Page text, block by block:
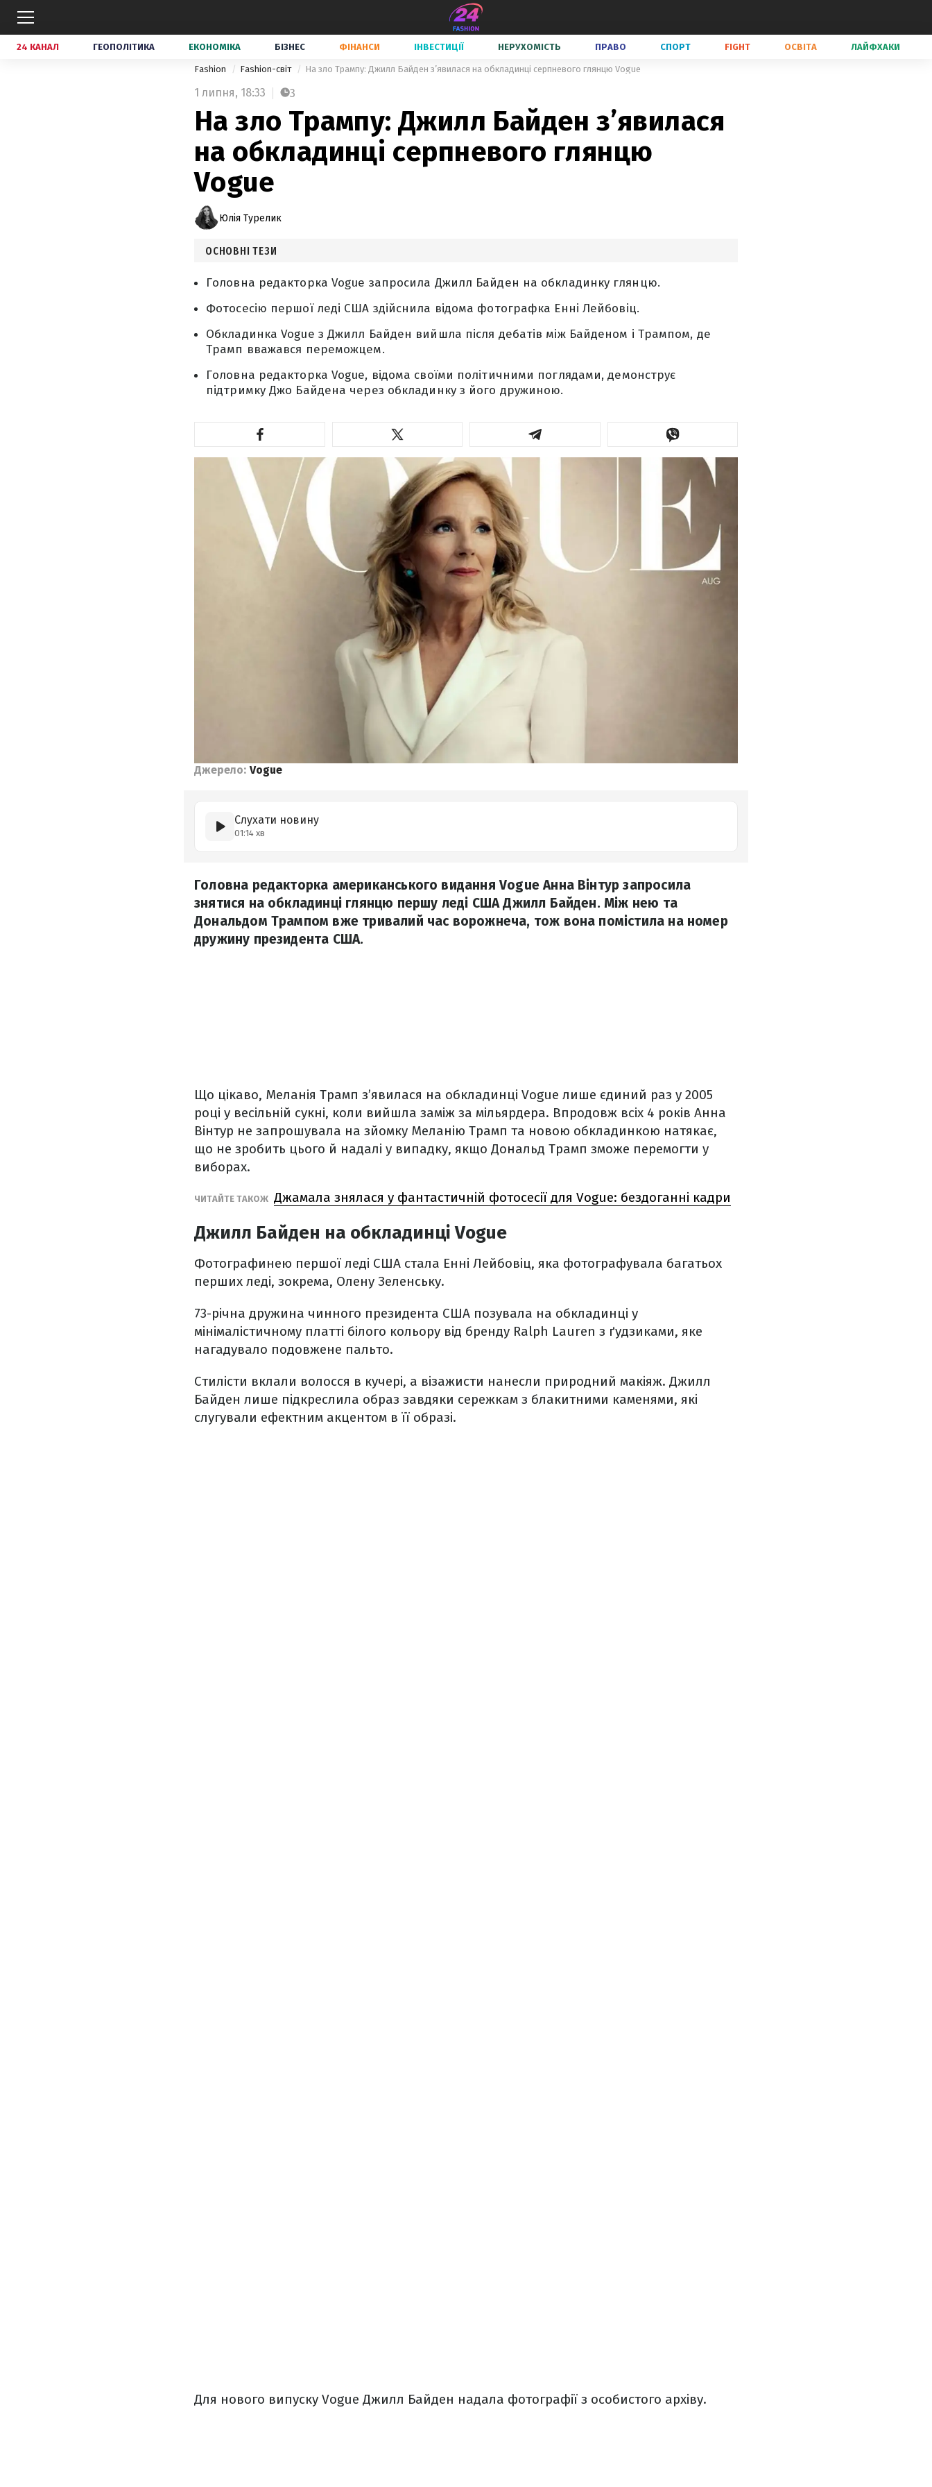
24 КАНАЛ ГЕОПОЛІТИКА ЕКОНОМІКА БІЗНЕС ФІНАНСИ ІНВЕСТИЦІЇ НЕРУХОМІСТЬ ПРАВО СПОРТ FIGHT ОСВІТА ЛАЙФХАКИ
Fashion Fashion-світ На зло Трампу: Джилл Байден з’явилася на обкладинці серпневого глянцю Vogue
1 липня, 18:33 3
На зло Трампу: Джилл Байден з’явилася
на обкладинці серпневого глянцю
Vogue
Юлія Турелик
ОСНОВНІ ТЕЗИ
Головна редакторка Vogue запросила Джилл Байден на обкладинку глянцю.
Фотосесію першої леді США здійснила відома фотографка Енні Лейбовіц.
Обкладинка Vogue з Джилл Байден вийшла після дебатів між Байденом і Трампом, де
Трамп вважався переможцем.
Головна редакторка Vogue, відома своїми політичними поглядами, демонструє
підтримку Джо Байдена через обкладинку з його дружиною.
Джерело: Vogue
Слухати новину
01:14 хв
Головна редакторка американського видання Vogue Анна Вінтур запросила
знятися на обкладинці глянцю першу леді США Джилл Байден. Між нею та
Дональдом Трампом вже тривалий час ворожнеча, тож вона помістила на номер
дружину президента США.
Що цікаво, Меланія Трамп з’явилася на обкладинці Vogue лише єдиний раз у 2005
році у весільній сукні, коли вийшла заміж за мільярдера. Впродовж всіх 4 років Анна
Вінтур не запрошувала на зйомку Меланію Трамп та новою обкладинкою натякає,
що не зробить цього й надалі у випадку, якщо Дональд Трамп зможе перемогти у
виборах.
ЧИТАЙТЕ ТАКОЖ Джамала знялася у фантастичній фотосесії для Vogue: бездоганні кадри
Джилл Байден на обкладинці Vogue
Фотографинею першої леді США стала Енні Лейбовіц, яка фотографувала багатьох
перших леді, зокрема, Олену Зеленську.
73-річна дружина чинного президента США позувала на обкладинці у
мінімалістичному платті білого кольору від бренду Ralph Lauren з ґудзиками, яке
нагадувало подовжене пальто.
Стилісти вклали волосся в кучері, а візажисти нанесли природний макіяж. Джилл
Байден лише підкреслила образ завдяки сережкам з блакитними каменями, які
слугували ефектним акцентом в її образі.
Для нового випуску Vogue Джилл Байден надала фотографії з особистого архіву.